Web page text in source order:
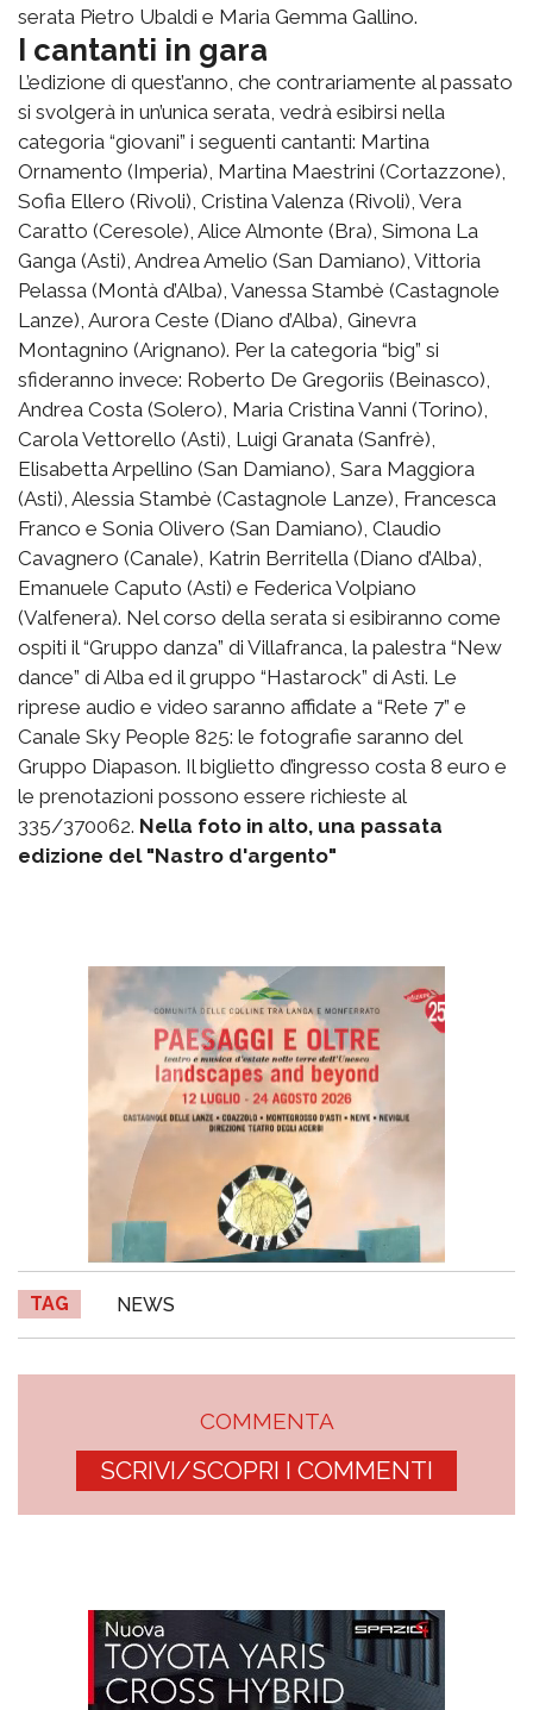
serata Pietro Ubaldi e Maria Gemma Gallino.
I cantanti in gara
L’edizione di quest’anno, che contrariamente al passato
si svolgerà in un’unica serata, vedrà esibirsi nella
categoria “giovani” i seguenti cantanti: Martina
Ornamento (Imperia), Martina Maestrini (Cortazzone),
Sofia Ellero (Rivoli), Cristina Valenza (Rivoli), Vera
Caratto (Ceresole), Alice Almonte (Bra), Simona La
Ganga (Asti), Andrea Amelio (San Damiano), Vittoria
Pelassa (Montà d’Alba), Vanessa Stambè (Castagnole
Lanze), Aurora Ceste (Diano d’Alba), Ginevra
Montagnino (Arignano). Per la categoria “big” si
sfideranno invece: Roberto De Gregoriis (Beinasco),
Andrea Costa (Solero), Maria Cristina Vanni (Torino),
Carola Vettorello (Asti), Luigi Granata (Sanfrè),
Elisabetta Arpellino (San Damiano), Sara Maggiora
(Asti), Alessia Stambè (Castagnole Lanze), Francesca
Franco e Sonia Olivero (San Damiano), Claudio
Cavagnero (Canale), Katrin Berritella (Diano d’Alba),
Emanuele Caputo (Asti) e Federica Volpiano
(Valfenera). Nel corso della serata si esibiranno come
ospiti il “Gruppo danza” di Villafranca, la palestra “New
dance” di Alba ed il gruppo “Hastarock” di Asti. Le
riprese audio e video saranno affidate a “Rete 7” e
Canale Sky People 825: le fotografie saranno del
Gruppo Diapason. Il biglietto d’ingresso costa 8 euro e
le prenotazioni possono essere richieste al
335/370062. Nella foto in alto, una passata
edizione del "Nastro d'argento"
TAG NEWS
COMMENTA
SCRIVI/SCOPRI I COMMENTI